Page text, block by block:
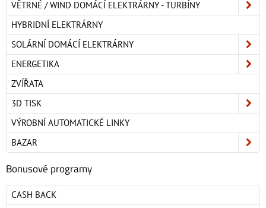
VĚTRNÉ / WIND DOMÁCÍ ELEKTRÁRNY - TURBÍNY
HYBRIDNÍ ELEKTRÁRNY
SOLÁRNÍ DOMÁCÍ ELEKTRÁRNY
ENERGETIKA
ZVÍŘATA
3D TISK
VÝROBNÍ AUTOMATICKÉ LINKY
BAZAR
Bonusové programy
CASH BACK